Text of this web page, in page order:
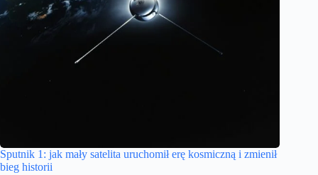
Sputnik 1: jak mały satelita uruchomił erę kosmiczną i zmienił
bieg historii